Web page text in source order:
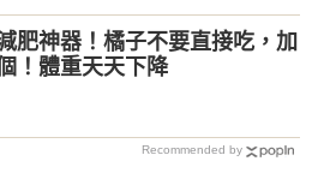
肥神器！橘子不要直接吃，加
！體重天天下降
Recommended by